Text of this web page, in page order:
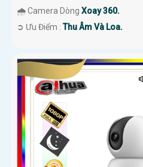
🌧️ Camera Dòng Xoay 360.
️➲ Ưu Điểm :Thu Âm Và Loa.